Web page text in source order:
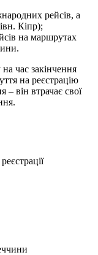
рейсів, а
Кіпр);
на маршрутах
час закінчення
на реєстрацію
– він втрачає свої